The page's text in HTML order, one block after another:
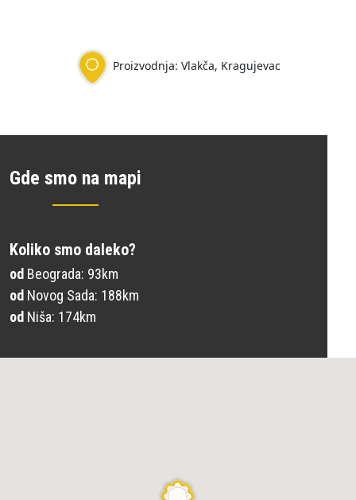
Proizvodnja: Vlakča, Kragujevac
Gde smo na mapi
Koliko smo daleko?
od Beograda: 93km
od Novog Sada: 188km
od Niša: 174km